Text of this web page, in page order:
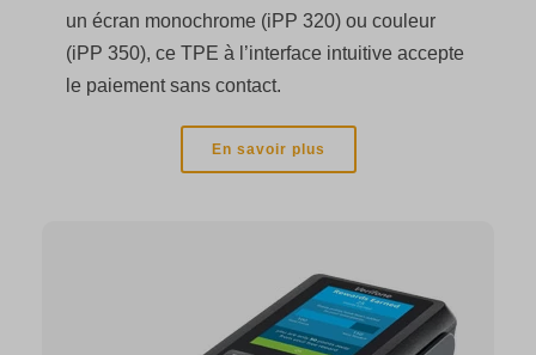
un écran monochrome (iPP 320) ou couleur
(iPP 350), ce TPE à l’interface intuitive accepte
le paiement sans contact.
En savoir plus